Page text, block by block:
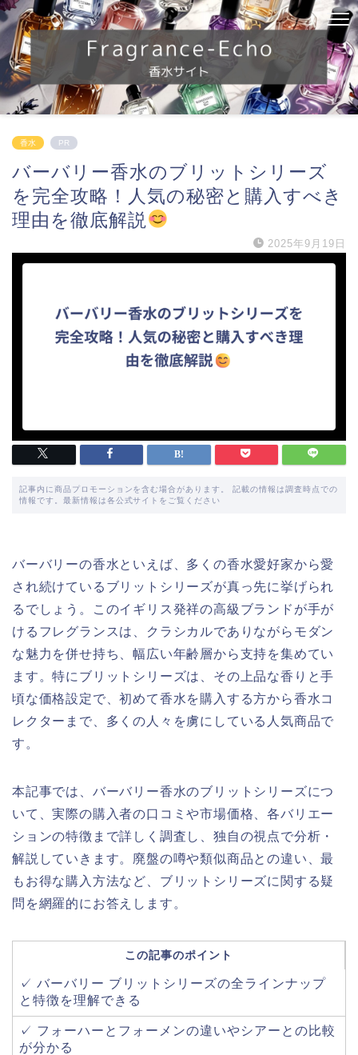
香水 PR
バーバリー香水のブリットシリーズ
を完全攻略！人気の秘密と購入すべき
理由を徹底解説
2025年9月19日
記事内に商品プロモーションを含む場合があります。 記載の情報は調査時点での
情報です。最新情報は各公式サイトをご覧ください
バーバリーの香水といえば、多くの香水愛好家から愛
され続けているブリットシリーズが真っ先に挙げられ
るでしょう。このイギリス発祥の高級ブランドが手が
けるフレグランスは、クラシカルでありながらモダン
な魅力を併せ持ち、幅広い年齢層から支持を集めてい
ます。特にブリットシリーズは、その上品な香りと手
頃な価格設定で、初めて香水を購入する方から香水コ
レクターまで、多くの人々を虜にしている人気商品で
す。
本記事では、バーバリー香水のブリットシリーズにつ
いて、実際の購入者の口コミや市場価格、各バリエー
ションの特徴まで詳しく調査し、独自の視点で分析・
解説していきます。廃盤の噂や類似商品との違い、最
もお得な購入方法など、ブリットシリーズに関する疑
問を網羅的にお答えします。
この記事のポイント
✓ バーバリー ブリットシリーズの全ラインナップ
と特徴を理解できる
✓ フォーハーとフォーメンの違いやシアーとの比較
が分かる